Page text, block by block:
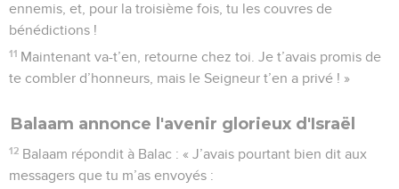
ennemis, et, pour la troisième fois, tu les couvres de
bénédictions !
11 Maintenant va-t’en, retourne chez toi. Je t’avais promis de
te combler d’honneurs, mais le Seigneur t’en a privé ! »
Balaam annonce l'avenir glorieux d'Israël
12 Balaam répondit à Balac : « J’avais pourtant bien dit aux
messagers que tu m’as envoyés :